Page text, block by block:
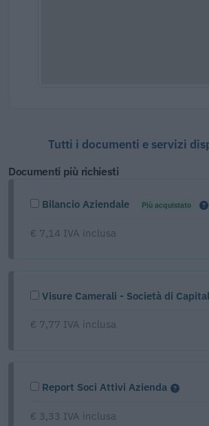
Tutti i documenti e servizi
Documenti più richiesti
Bilancio Aziendale Più acquistato
€ 7,14 IVA inclusa
Visure Camerali - Società di
€ 7,77 IVA inclusa
Report Soci Attivi Azienda
€ 3,33 IVA inclusa